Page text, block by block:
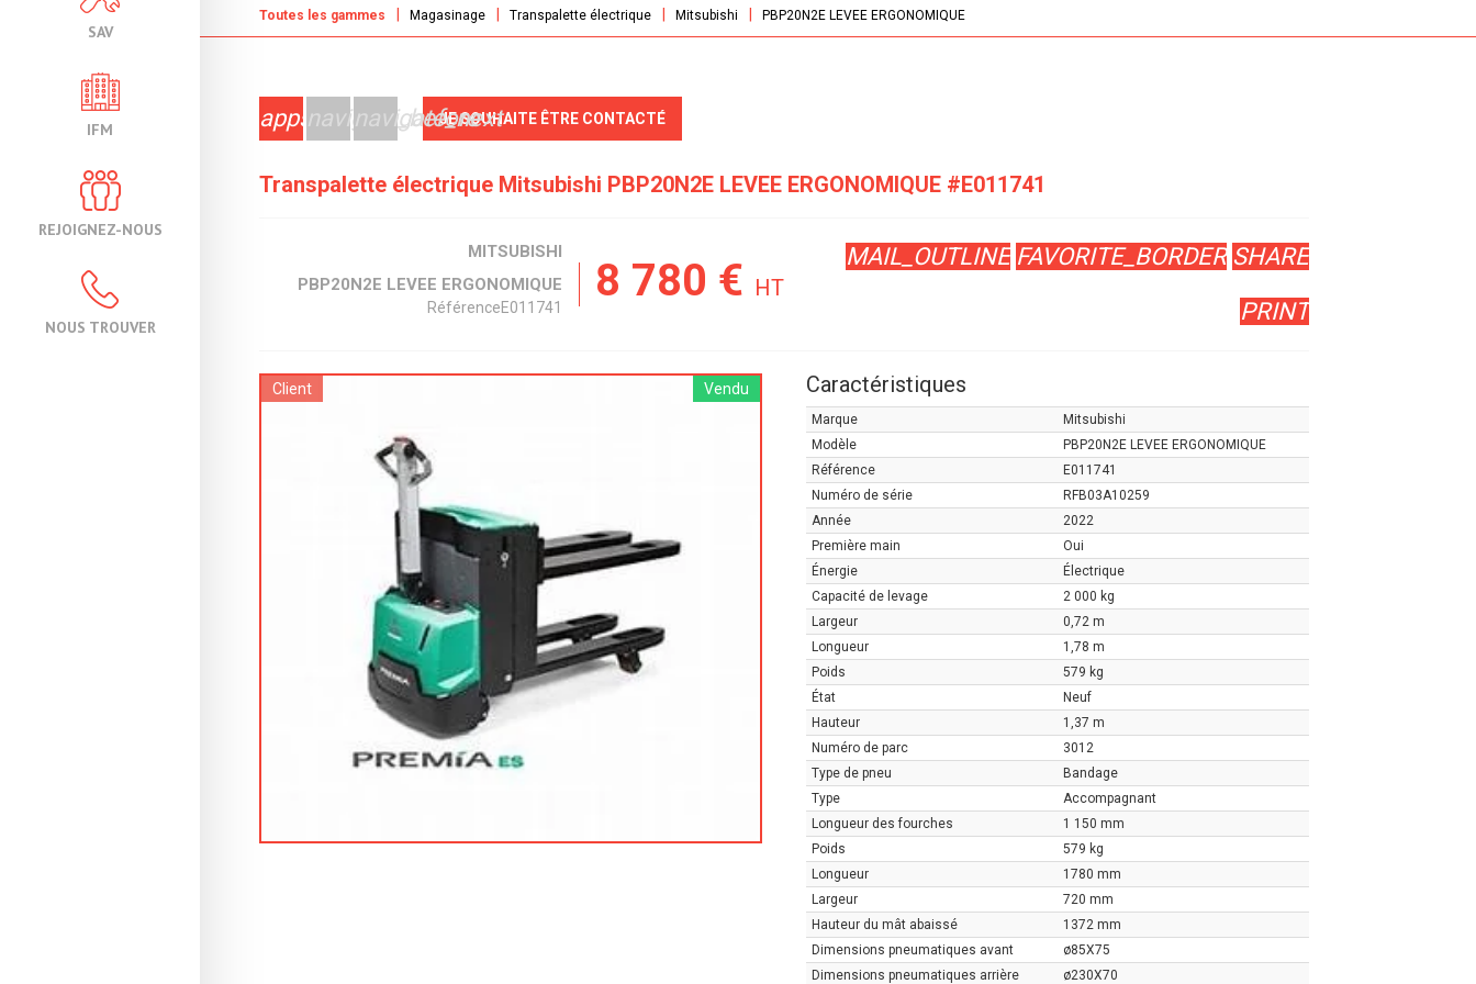
SAV
IFM
REJOIGNEZ-NOUS
NOUS TROUVER
Toutes les gammes Magasinage Transpalette électrique Mitsubishi PBP20N2E LEVEE ERGONOMIQUE
Transpalette électrique Mitsubishi PBP20N2E LEVEE ERGONOMIQUE #E011741
appsnavigate_before
navigate_nextJE SOUHAITE ÊTRE CONTACTÉ
Client Vendu
MITSUBISHI
PBP20N2E LEVEE ERGONOMIQUE
RéférenceE011741
8 780 € HT
FAVORITE_BORDER
MAIL_OUTLINE
SHARE
PRINT
Caractéristiques
Marque
Mitsubishi
Modèle
PBP20N2E LEVEE ERGONOMIQUE
Référence
E011741
Numéro de série
RFB03A10259
Année
2022
Première main
Oui
Énergie
Électrique
Capacité de levage
2 000 kg
Largeur
0,72 m
Longueur
1,78 m
Poids
579 kg
État
Neuf
Hauteur
1,37 m
Numéro de parc
3012
Type de pneu
Bandage
Type
Accompagnant
Longueur des fourches
1 150 mm
Poids
579 kg
Longueur
1780 mm
Largeur
720 mm
Hauteur du mât abaissé
1372 mm
Dimensions pneumatiques avant
ø85X75
Dimensions pneumatiques arrière
ø230X70